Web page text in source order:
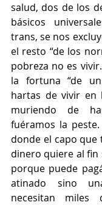
salud, dos de los
básicos
trans, se nos
el resto “de los
pobreza no es
la fortuna “de un
hartas de vivir en
muriendo de
fuéramos la
donde el capo que
dinero quiere al fin
porque puede
atinado sino
necesitan miles